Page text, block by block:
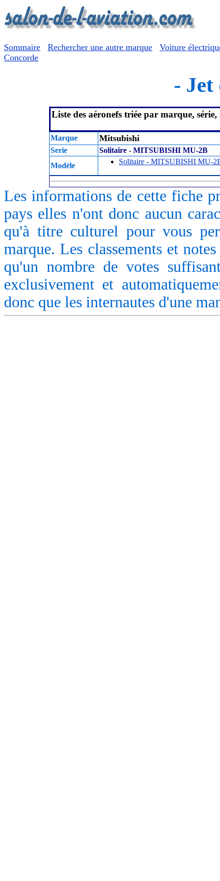
Sommaire Rechercher une autre marque
Voiture
Concorde
-
Liste des aéronefs triée par marque, série,
Marque Mitsubishi
Serie
Solitaire - MITSUBISHI MU-2B
Modèle
Solitaire - MITSUBISHI MU-
Les informations de cette fiche
pays elles n'ont donc aucun
qu'à titre culturel pour vous
marque. Les classements et
qu'un nombre de votes
exclusivement et
donc que les internautes d'une